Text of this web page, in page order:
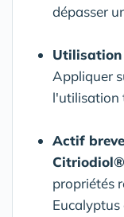
dépasser
Utilisation
Appliquer
l'utilisation
Actif
Citriodiol®
propriétés
Eucalyptus